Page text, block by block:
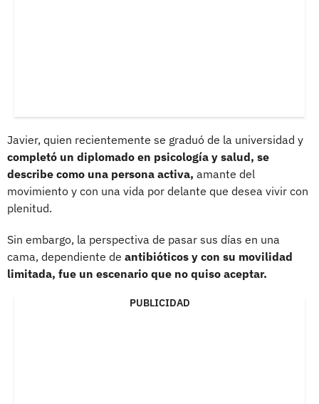
Javier, quien recientemente se graduó de la universidad y
completó un diplomado en psicología y salud, se
describe como una persona activa, amante del
movimiento y con una vida por delante que desea vivir con
plenitud.
Sin embargo, la perspectiva de pasar sus días en una
cama, dependiente de antibióticos y con su movilidad
limitada, fue un escenario que no quiso aceptar.
PUBLICIDAD